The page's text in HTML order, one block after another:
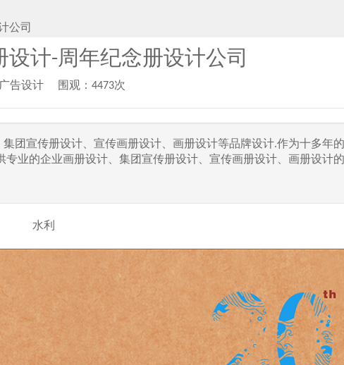
公司
计-周年纪念册设计公司
告设计 围观：4473次
团宣传册设计、宣传画册设计、画册设计等品牌设计.作为十多年的
专业的企业画册设计、集团宣传册设计、宣传画册设计、画册设计的
水利